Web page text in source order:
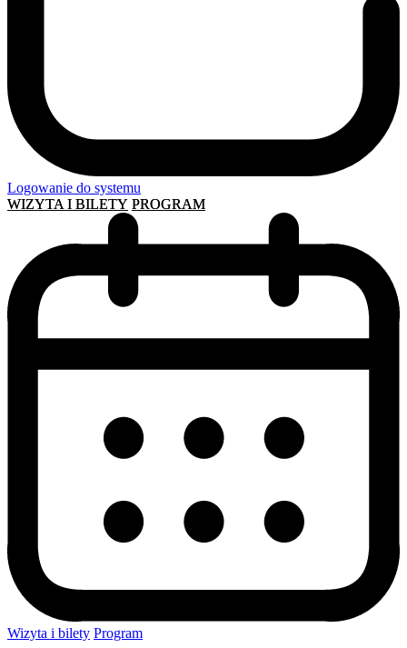
Logowanie do systemu
WIZYTA I BILETY PROGRAM
Wizyta i bilety Program